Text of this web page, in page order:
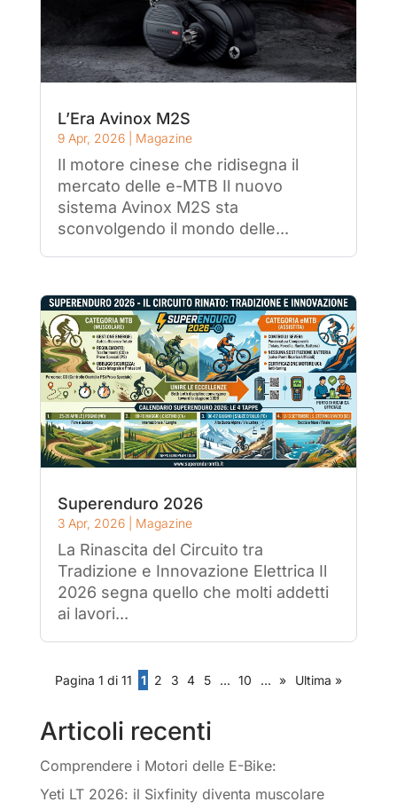
L’Era Avinox M2S
9 Apr, 2026| Magazine
Il motore cinese che ridisegna il
mercato delle e-MTB Il nuovo
sistema Avinox M2S sta
sconvolgendo il mondo delle...
Superenduro 2026
3 Apr, 2026| Magazine
La Rinascita del Circuito tra
Tradizione e Innovazione Elettrica Il
2026 segna quello che molti addetti
ai lavori...
Pagina 1 di 11 1 2 3 4 5 ... 10 ... » Ultima »
Articoli recenti
Comprendere i Motori delle E-Bike:
Yeti LT 2026: il Sixfinity diventa muscolare